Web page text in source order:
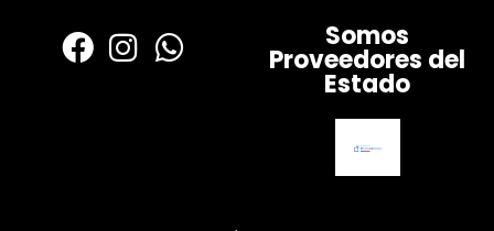
Somos
Proveedores del
Estado